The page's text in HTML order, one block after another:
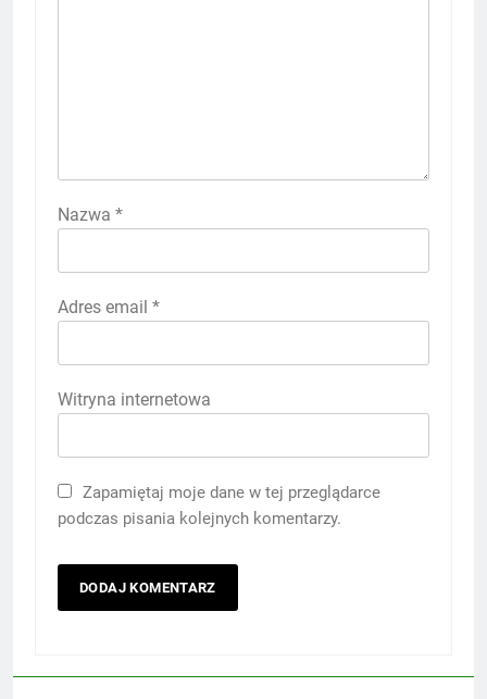
Nazwa *
Adres email *
Witryna internetowa
Zapamiętaj moje dane w tej przeglądarce
podczas pisania kolejnych komentarzy.